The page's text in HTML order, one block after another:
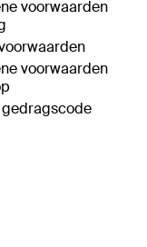
voorwaarden
voorwaarden